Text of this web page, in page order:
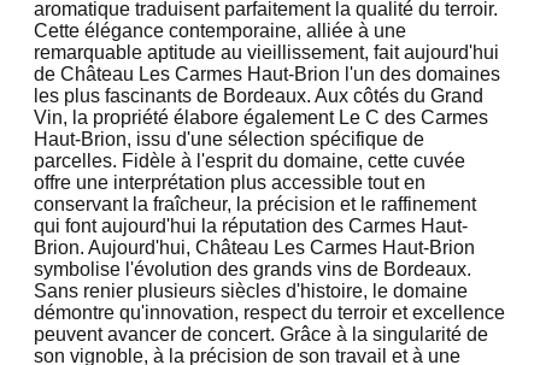
aromatique traduisent parfaitement la qualité du terroir.
Cette élégance contemporaine, alliée à une
remarquable aptitude au vieillissement, fait aujourd'hui
de Château Les Carmes Haut-Brion l'un des domaines
les plus fascinants de Bordeaux. Aux côtés du Grand
Vin, la propriété élabore également Le C des Carmes
Haut-Brion, issu d'une sélection spécifique de
parcelles. Fidèle à l'esprit du domaine, cette cuvée
offre une interprétation plus accessible tout en
conservant la fraîcheur, la précision et le raffinement
qui font aujourd'hui la réputation des Carmes Haut-
Brion. Aujourd'hui, Château Les Carmes Haut-Brion
symbolise l'évolution des grands vins de Bordeaux.
Sans renier plusieurs siècles d'histoire, le domaine
démontre qu'innovation, respect du terroir et excellence
peuvent avancer de concert. Grâce à la singularité de
son vignoble, à la précision de son travail et à une